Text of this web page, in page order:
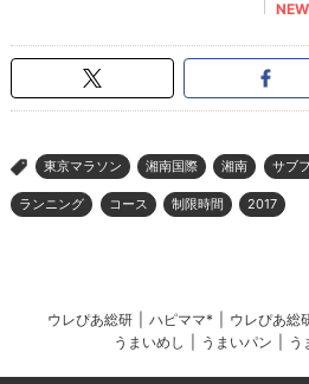
> 東京マラソン 湘南国際 湘南 サブ
ランニング コース 制限時間 2017
ウレぴあ総研 ハピママ* ウレぴあ総
うまいめし
うまいパン う